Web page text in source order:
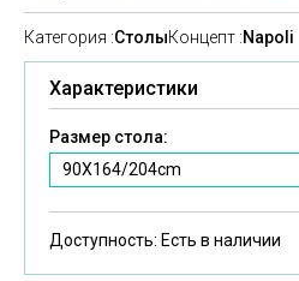
Категория :СтолыКонцепт :Napoli
Характеристики
Размер стола:
90X164/204cm
Доступность: Есть в наличии